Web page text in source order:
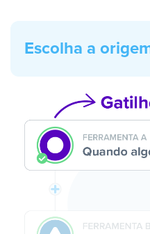
Escolha a